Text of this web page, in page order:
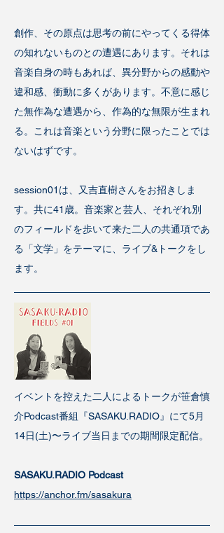
創作、その原点は思考の前にやってくる得体
の知れないものとの遭遇にあります。それは
音楽自身の時もあれば、異分野からの感動や
違和感、衝動に多くがあります。不意に感じ
た無作為な遭遇から、作為的な無限が生まれ
る。これは音楽という分野に限ったことでは
ないはずです。
session01は、又吉直樹さんをお招きしま
す。共に41歳。音楽家と芸人、それぞれ別
のフィールドを歩いて来た二人の共通項であ
る「文学」をテーマに、ライブ&トークをし
ます。
イベントを控えた二人によるトークが笹倉慎
介Podcast番組『SASAKU.RADIO』にて5月
14日(土)〜ライブ当日までの期間限定配信。
SASAKU.RADIO Podcast
https://anchor.fm/sasakura